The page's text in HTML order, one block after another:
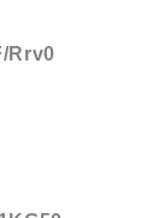
Rrv0